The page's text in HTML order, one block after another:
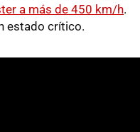
a más de 450 km/h.
estado crítico.